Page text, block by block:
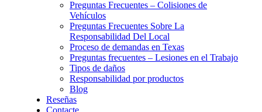
Preguntas Frecuentes – Colisiones de
Vehículos
Preguntas Frecuentes Sobre La
Responsabilidad Del Local
Proceso de demandas en Texas
Preguntas frecuentes – Lesiones en el Trabajo
Tipos de daños
Responsabilidad por productos
Blog
Reseñas
Contacte